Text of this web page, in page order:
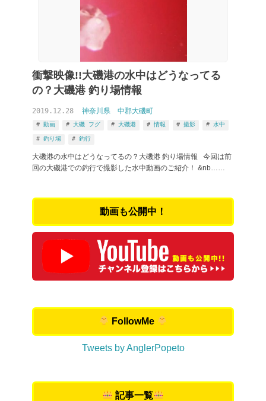
衝撃映像!!大磯港の水中はどうなってる
の？大磯港 釣り場情報
2019.12.28 神奈川県 中郡大磯町
動画 大磯 フグ 大磯港 情報 撮影 水中
釣り場 釣行
大磯港の水中はどうなってるの？大磯港 釣り場情報 今回は前
回の大磯港での釣行で撮影した水中動画のご紹介！ &nb……
動画も公開中！
FollowMe
Tweets by AnglerPopeto
記事一覧